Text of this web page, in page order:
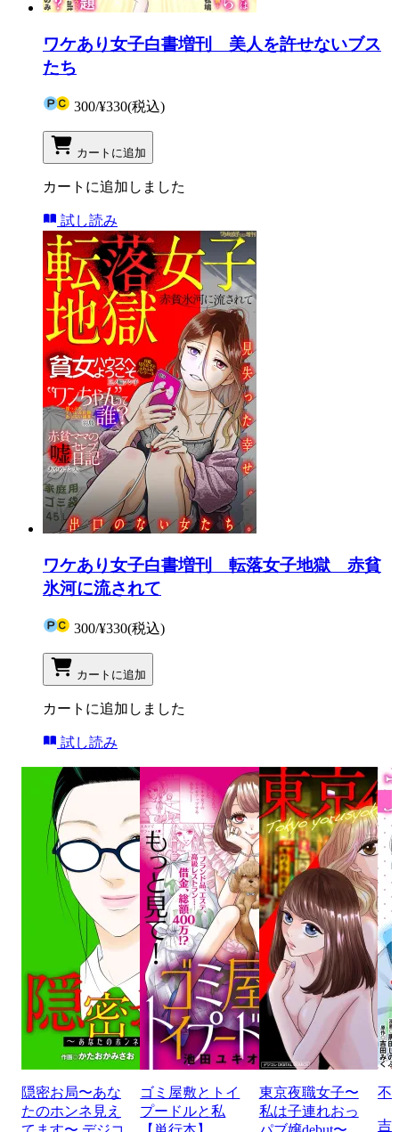
ワケあり女子白書増刊 美人を許せないブス
たち
300/¥330(税込)
カートに追加
カートに追加しました
試し読み
ワケあり女子白書増刊 転落女子地獄 赤貧
氷河に流されて
300/¥330(税込)
カートに追加
カートに追加しました
試し読み
隠密お局〜あな
たのホンネ見え
ゴミ屋敷とトイ
プードルと私
東京夜職女子〜
私は子連れおっ
不
吉